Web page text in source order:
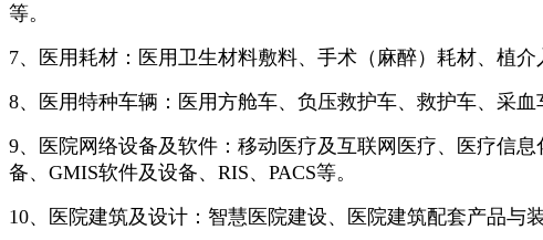
等。
7、医用耗材：医用卫生材料敷料、手术（麻醉）耗材、植介
8、医用特种车辆：医用方舱车、负压救护车、救护车、采
9、医院网络设备及软件：移动医疗及互联网医疗、医疗信
备、GMIS软件及设备、RIS、PACS等。
10、医院建筑及设计：智慧医院建设、医院建筑配套产品与